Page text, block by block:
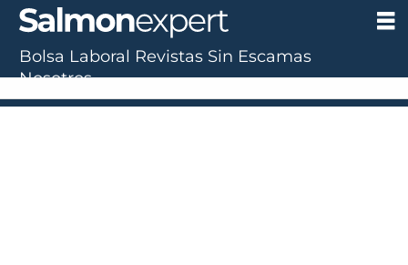
Bolsa Laboral Revistas Sin Escamas
Nosotros